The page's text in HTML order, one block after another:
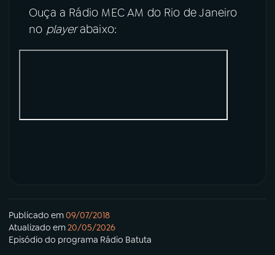
Ouça a Rádio MEC AM do Rio de Janeiro
no playerabaixo:
Publicado em09/07/2018
Atualizado em20/05/2026
Episódio do programa Rádio Batuta